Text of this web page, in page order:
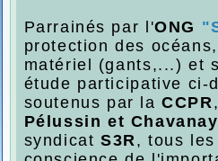
Parrainés par l'ONG
protection des
matériel (gants,...) et
étude participative ci-
soutenus par laCCPR
Pélussin et Chavanay
syndicat S3R, tous